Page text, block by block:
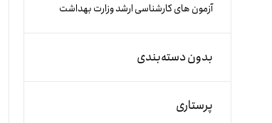
آزمون های کارشناسی ارشد وزارت بهداشت
بدون دسته‌بندی
پرستاری